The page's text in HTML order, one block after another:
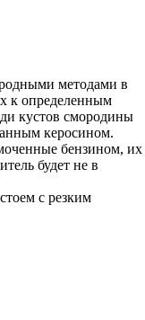
методами в
к определенным
кустов смородины
керосином.
бензином, их
будет не в
с резким